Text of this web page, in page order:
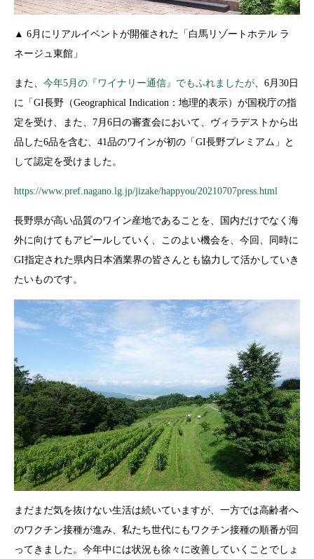
▲ 6月にリアルイベントが開催された「 白馬リゾートホテル ラ
ネージュ東館」
また、 今年5 月の『ワイナリー通信』でもふれましたが 6 月 30日
に「GI長野（Geographical Indication ：地理的表示）が国税庁の指
定を受け、また、 7 月 6日の審査会において、ヴィラデストから出
品した6品を含む、 41品のワインが初の「GI長野プレミアム」と
して認定を受けました。
https://www.pref.nagano.lg.jp/jizake/happyou/20210707press.html
長野県が高い品質のワイン産地であることを、国内だけでなく海
外に向けてもアピールしていく、このよい機会を、今回、同時に
GI指定された県内日本酒業界の皆さんとも協力して活かしていき
たいものです。
まだまだ気を抜けない生活は続いていますが、一方では高齢者へ
のワクチン接種が進み、私たち世代にもワクチン接種の順番が回
ってきました。今年中には状況も徐々に改善していくことでしょ